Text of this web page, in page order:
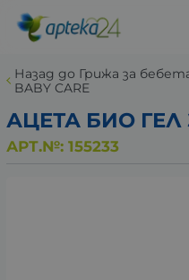
Назад до Грижа за
BABY CARE
АЦЕТА БИО ГЕЛ
АРТ.№: 155233